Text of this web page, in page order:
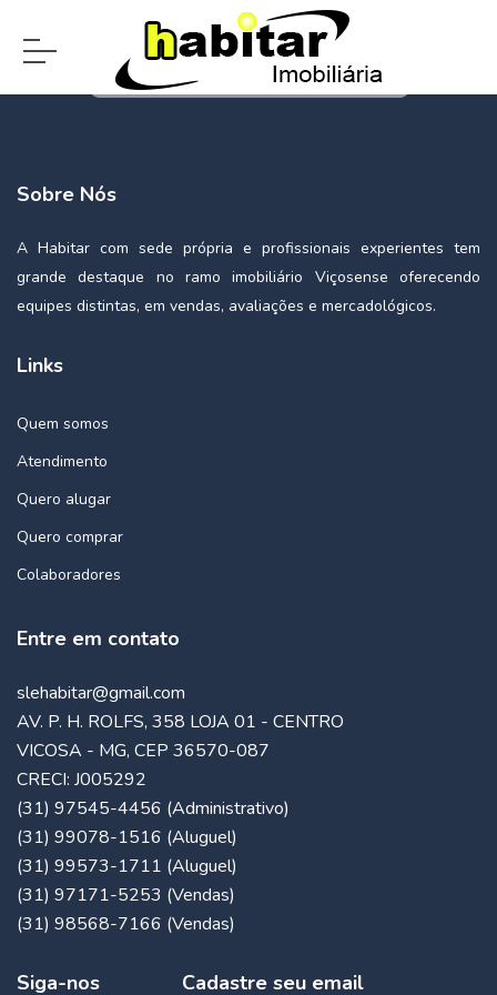
Sobre Nós
A Habitar com sede própria e profissionais experientes tem
grande destaque no ramo imobiliário Viçosense oferecendo
equipes distintas, em vendas, avaliações e mercadológicos.
Links
Quem somos
Atendimento
Quero alugar
Quero comprar
Colaboradores
Entre em contato
slehabitar@gmail.com
AV. P. H. ROLFS, 358 LOJA 01 - CENTRO
VICOSA - MG, CEP 36570-087
CRECI: J005292
(31) 97545-4456 (Administrativo)
(31) 99078-1516 (Aluguel)
(31) 99573-1711 (Aluguel)
(31) 97171-5253 (Vendas)
(31) 98568-7166 (Vendas)
Siga-nos Cadastre seu email